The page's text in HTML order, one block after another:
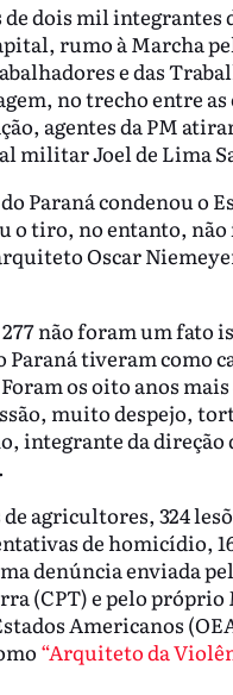
de dois mil
rumo à Marcha
e das
no trecho entre
agentes da PM
Joel de Lima
Paraná condenou o
o tiro, no entanto,
Oscar
não foram um fato
Paraná tiveram como
os oito anos
muito despejo,
integrante da direção
de agricultores, 324
de homicídio,
denúncia enviada
(CPT) e pelo
Americanos
“Arquiteto da